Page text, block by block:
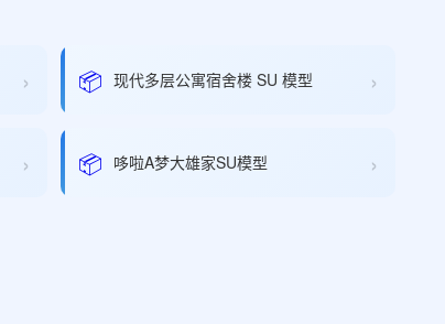
› 📦 现代多层公寓宿舍楼 SU 模型 ›
› 📦 哆啦A梦大雄家SU模型 ›